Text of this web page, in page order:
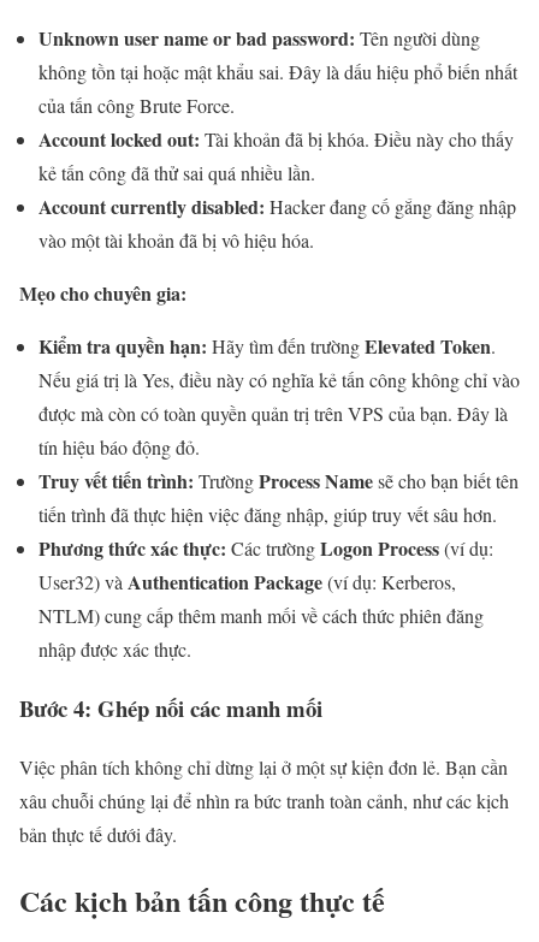
Unknown user name or bad password: Tên người dùng
không tồn tại hoặc mật khẩu sai. Đây là dấu hiệu phổ biến nhất
của tấn công Brute Force.
Account locked out: Tài khoản đã bị khóa. Điều này cho thấy
kẻ tấn công đã thử sai quá nhiều lần.
Account currently disabled: Hacker đang cố gắng đăng nhập
vào một tài khoản đã bị vô hiệu hóa.
Mẹo cho chuyên gia:
Kiểm tra quyền hạn: Hãy tìm đến trườngElevated Token.
Nếu giá trị là Yes, điều này có nghĩa kẻ tấn công không chỉ vào
được mà còn có toàn quyền quản trị trên VPS của bạn. Đây là
tín hiệu báo động đỏ.
Truy vết tiến trình: TrườngProcess Namesẽ cho bạn biết tên
tiến trình đã thực hiện việc đăng nhập, giúp truy vết sâu hơn.
Phương thức xác thực: Các trườngLogon Process(ví dụ:
User32) vàAuthentication Package(ví dụ: Kerberos,
NTLM) cung cấp thêm manh mối về cách thức phiên đăng
nhập được xác thực.
Bước 4: Ghép nối các manh mối
Việc phân tích không chỉ dừng lại ở một sự kiện đơn lẻ. Bạn cần
xâu chuỗi chúng lại để nhìn ra bức tranh toàn cảnh, như các kịch
bản thực tế dưới đây.
Các kịch bản tấn công thực tế